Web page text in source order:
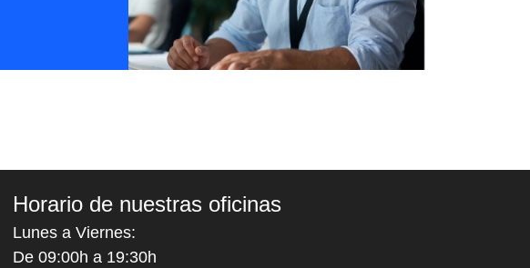
Horario de nuestras oficinas
Lunes a Viernes:
De 09:00h a 19:30h